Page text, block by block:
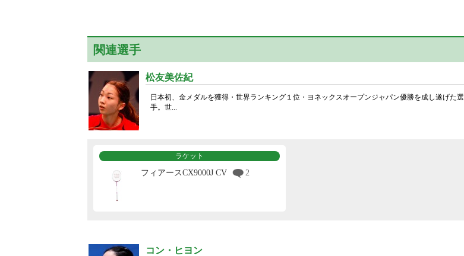
関連選手
松友美佐紀
日本初、金メダルを獲得・世界ランキング１位・ヨネックスオープンジャパン優勝を成し遂げた選
手。世...
ラケット
フィアースCX9000J CV 2
コン・ヒヨン